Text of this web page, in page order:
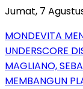
Jumat, 7
MONDEVITA
UNDERSCORE
MAGLIANO,
MEMBANGUN